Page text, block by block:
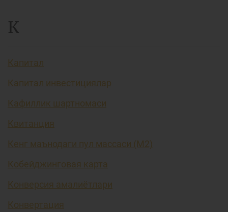
К
Капитал
Капитал инвестициялар
Кафиллик шартномаси
Квитанция
Кенг маънодаги пул массаси (М2)
Кобейджинговая карта
Конверсия амалиётлари
Конвертация